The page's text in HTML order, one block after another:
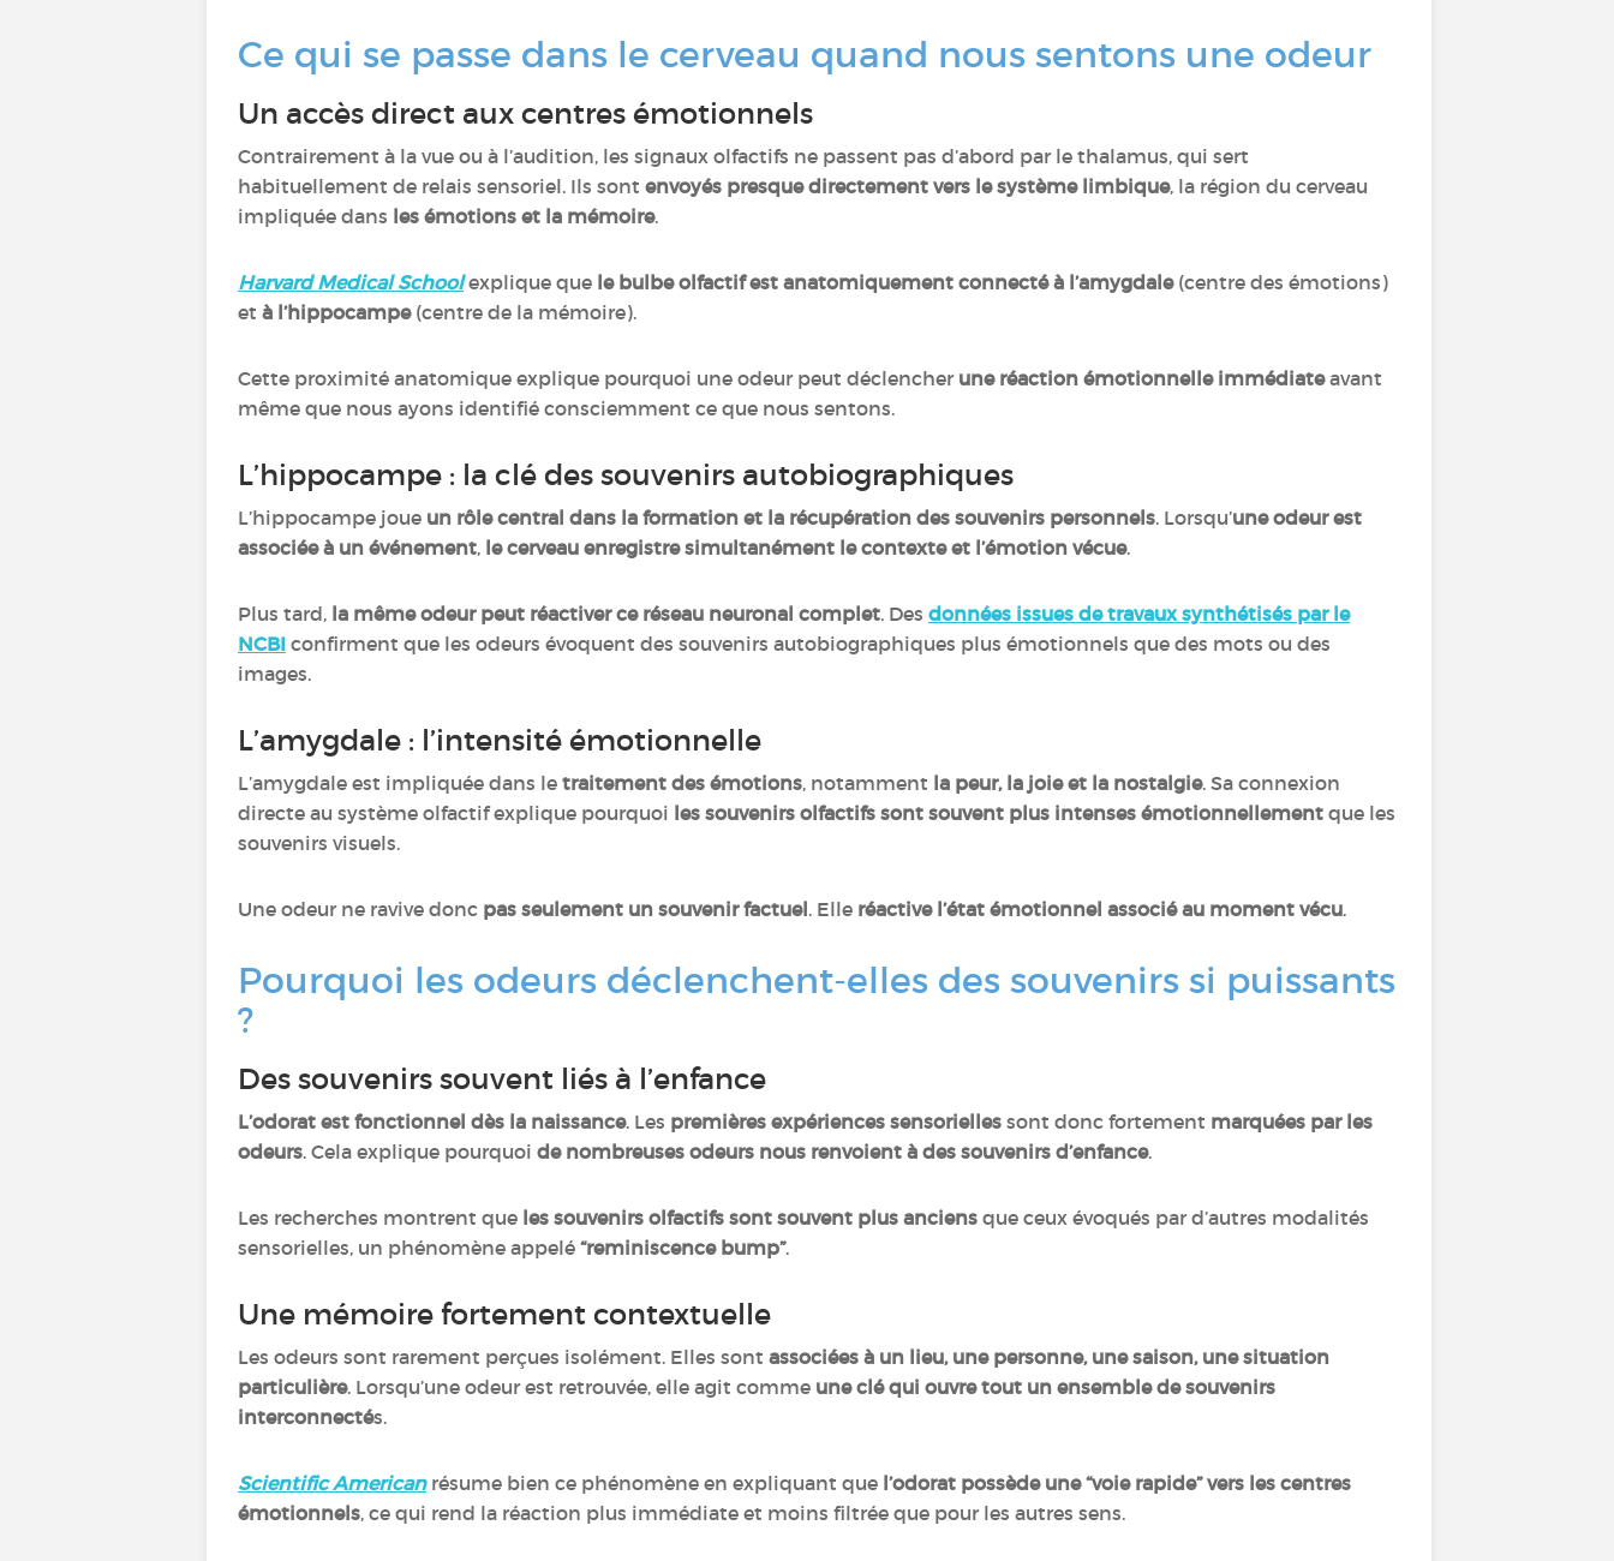
Ce qui se passe dans le cerveau quand nous sentons une odeur
Un accès direct aux centres émotionnels
Contrairement à la vue ou à l’audition, les signaux olfactifs ne passent pas d’abord par le thalamus, qui sert
habituellement de relais sensoriel. Ils sont envoyés presque directement vers le système limbique, la région du cerveau
impliquée dans les émotions et la mémoire.
Harvard Medical Schoolexplique que le bulbe olfactif est anatomiquement connecté à l’amygdale(centre des émotions)
et à l’hippocampe(centre de la mémoire).
Cette proximité anatomique explique pourquoi une odeur peut déclencher une réaction émotionnelle immédiateavant
même que nous ayons identifié consciemment ce que nous sentons.
L’hippocampe : la clé des souvenirs autobiographiques
L’hippocampe joue un rôle central dans la formation et la récupération des souvenirs personnels. Lorsqu’une odeur est
associée à un événement, le cerveau enregistre simultanément le contexte et l’émotion vécue.
Plus tard, la même odeur peut réactiver ce réseau neuronal complet. Des données issues de travaux synthétisés par le
NCBI confirment que les odeurs évoquent des souvenirs autobiographiques plus émotionnels que des mots ou des
images.
L’amygdale : l’intensité émotionnelle
L’amygdale est impliquée dans le traitement des émotions, notamment la peur, la joie et la nostalgie. Sa connexion
directe au système olfactif explique pourquoi les souvenirs olfactifs sont souvent plus intenses émotionnellement que les
souvenirs visuels.
Une odeur ne ravive donc pas seulement un souvenir factuel. Elle réactive l’état émotionnel associé au moment vécu.
Pourquoi les odeurs déclenchent-elles des souvenirs si puissants
?
Des souvenirs souvent liés à l’enfance
L’odorat est fonctionnel dès la naissance. Les premières expériences sensorielles sont donc fortement marquées par les
odeurs. Cela explique pourquoi de nombreuses odeurs nous renvoient à des souvenirs d’enfance.
Les recherches montrent que les souvenirs olfactifs sont souvent plus anciens que ceux évoqués par d’autres modalités
sensorielles, un phénomène appelé “reminiscence bump”.
Une mémoire fortement contextuelle
Les odeurs sont rarement perçues isolément. Elles sont associées à un lieu, une personne, une saison, une situation
particulière. Lorsqu’une odeur est retrouvée, elle agit comme une clé qui ouvre tout un ensemble de souvenirs
interconnectés.
Scientific Americanrésume bien ce phénomène en expliquant que l’odorat possède une “voie rapide” vers les centres
émotionnels, ce qui rend la réaction plus immédiate et moins filtrée que pour les autres sens.